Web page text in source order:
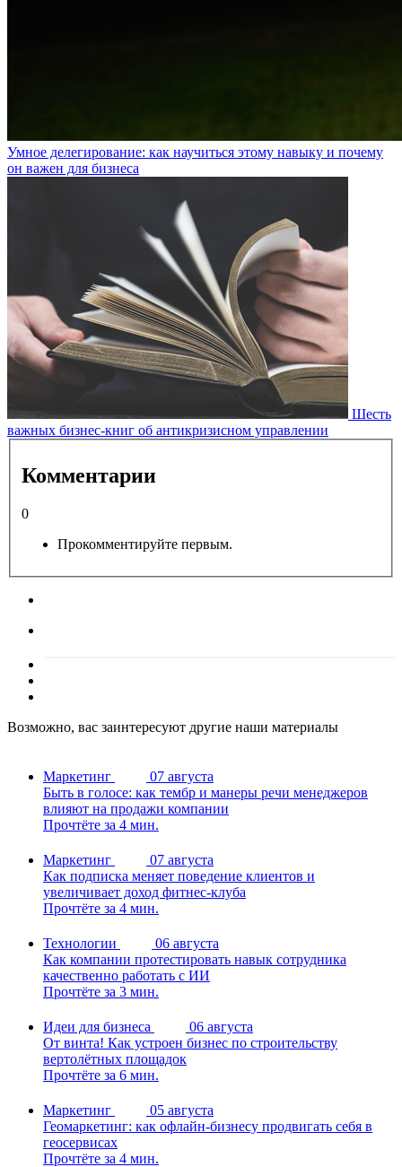
Умное делегирование: как научиться этому навыку и почему
он важен для бизнеса
Шесть
важных бизнес-книг об антикризисном управлении
Комментарии
0
Прокомментируйте первым.
Возможно, вас заинтересуют другие наши материалы
Маркетинг
07 августа
Быть в голосе: как тембр и манеры речи менеджеров
влияют на продажи компании
Прочтёте за 4 мин.
Маркетинг
07 августа
Как подписка меняет поведение клиентов и
увеличивает доход фитнес-клуба
Прочтёте за 4 мин.
Технологии
06 августа
Как компании протестировать навык сотрудника
качественно работать с ИИ
Прочтёте за 3 мин.
Идеи для бизнеса
06 августа
От винта! Как устроен бизнес по строительству
вертолётных площадок
Прочтёте за 6 мин.
Маркетинг
05 августа
Геомаркетинг: как офлайн-бизнесу продвигать себя в
геосервисах
Прочтёте за 4 мин.